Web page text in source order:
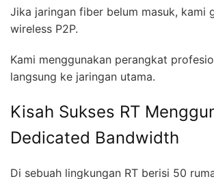
Jika jaringan fiber belum masuk, kami
wireless P2P.
Kami menggunakan perangkat
langsung ke jaringan utama.
Kisah Sukses RT
Dedicated Bandwidth
Di sebuah lingkungan RT berisi 50